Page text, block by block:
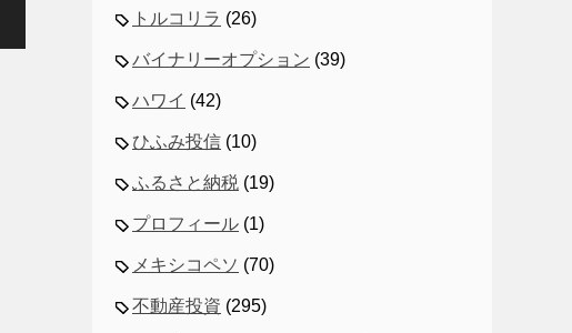
トルコリラ (26)
バイナリーオプション (39)
ハワイ (42)
ひふみ投信 (10)
ふるさと納税 (19)
プロフィール (1)
メキシコペソ (70)
不動産投資 (295)